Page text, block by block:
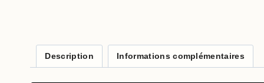
Description Informations complémentaires